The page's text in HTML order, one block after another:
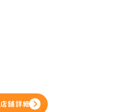
店舗詳細